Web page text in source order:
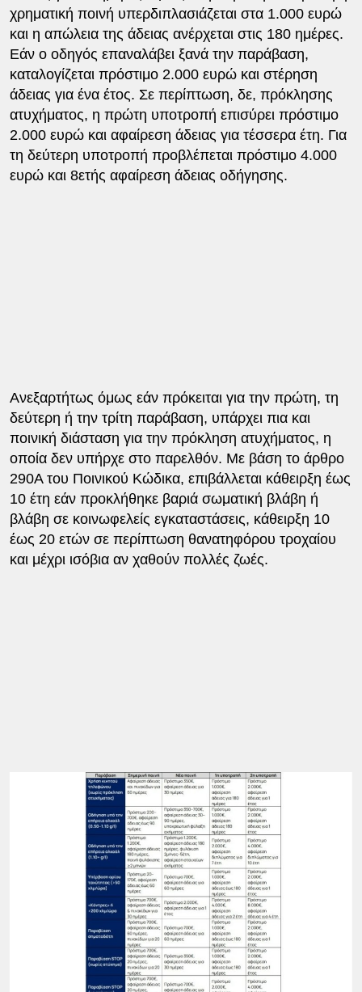
χρηματική ποινή υπερδιπλασιάζεται στα 1.000 ευρώ
και η απώλεια της άδειας ανέρχεται στις 180 ημέρες.
Εάν ο οδηγός επαναλάβει ξανά την παράβαση,
καταλογίζεται πρόστιμο 2.000 ευρώ και στέρηση
άδειας για ένα έτος. Σε περίπτωση, δε, πρόκλησης
ατυχήματος, η πρώτη υποτροπή επισύρει πρόστιμο
2.000 ευρώ και αφαίρεση άδειας για τέσσερα έτη. Για
τη δεύτερη υποτροπή προβλέπεται πρόστιμο 4.000
ευρώ και 8ετής αφαίρεση άδειας οδήγησης.
Ανεξαρτήτως όμως εάν πρόκειται για την πρώτη, τη
δεύτερη ή την τρίτη παράβαση, υπάρχει πια και
ποινική διάσταση για την πρόκληση ατυχήματος, η
οποία δεν υπήρχε στο παρελθόν. Με βάση το άρθρο
290Α του Ποινικού Κώδικα, επιβάλλεται κάθειρξη έως
10 έτη εάν προκλήθηκε βαριά σωματική βλάβη ή
βλάβη σε κοινωφελείς εγκαταστάσεις, κάθειρξη 10
έως 20 ετών σε περίπτωση θανατηφόρου τροχαίου
και μέχρι ισόβια αν χαθούν πολλές ζωές.